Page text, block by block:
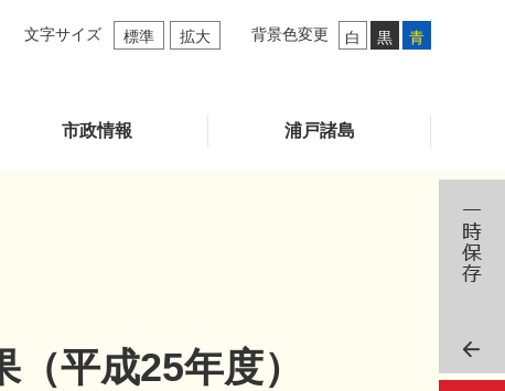
文字サイズ 標準 拡大 背景色変更 白 黒 青
市政情報 浦戸諸島
平成25年度）